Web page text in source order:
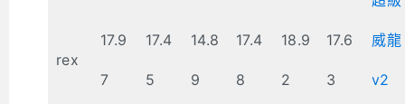
rex
17.9
7
17.4
5
14.8
9
17.4
8
18.9
2
17.6
3
威龍
v2